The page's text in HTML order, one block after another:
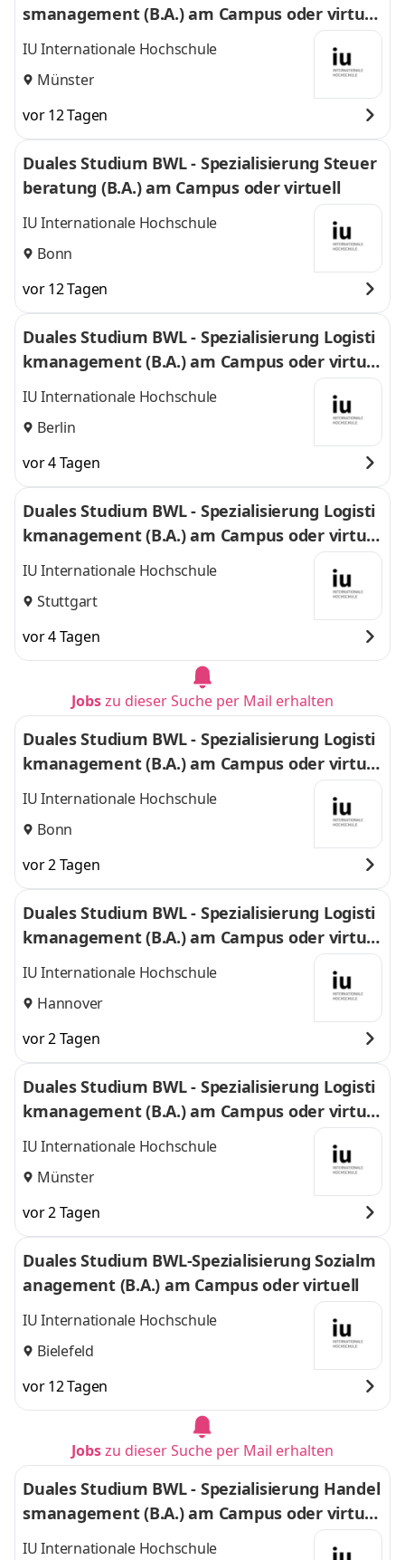
smanagement (B.A.) am Campus oder virtuel
l
IU Internationale Hochschule
Münster
vor 12 Tagen
Duales Studium BWL - Spezialisierung Steuer
beratung (B.A.) am Campus oder virtuell
IU Internationale Hochschule
Bonn
vor 12 Tagen
Duales Studium BWL - Spezialisierung Logisti
kmanagement (B.A.) am Campus oder virtuel
l
IU Internationale Hochschule
Berlin
vor 4 Tagen
Duales Studium BWL - Spezialisierung Logisti
kmanagement (B.A.) am Campus oder virtuel
l
IU Internationale Hochschule
Stuttgart
vor 4 Tagen
Jobszu dieser Suche per Mail erhalten
Duales Studium BWL - Spezialisierung Logisti
kmanagement (B.A.) am Campus oder virtuel
l
IU Internationale Hochschule
Bonn
vor 2 Tagen
Duales Studium BWL - Spezialisierung Logisti
kmanagement (B.A.) am Campus oder virtuel
l
IU Internationale Hochschule
Hannover
vor 2 Tagen
Duales Studium BWL - Spezialisierung Logisti
kmanagement (B.A.) am Campus oder virtuel
l
IU Internationale Hochschule
Münster
vor 2 Tagen
Duales Studium BWL-Spezialisierung Sozialm
anagement (B.A.) am Campus oder virtuell
IU Internationale Hochschule
Bielefeld
vor 12 Tagen
Jobszu dieser Suche per Mail erhalten
Duales Studium BWL - Spezialisierung Handel
smanagement (B.A.) am Campus oder virtuel
l
IU Internationale Hochschule